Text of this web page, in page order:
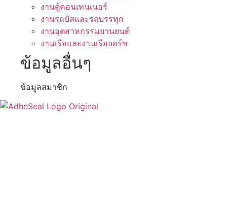
งานตู้คอนเทนเนอร์
งานรถบัสและรถบรรทุก
งานอุตสาหกรรมยานยนต์
งานเรือและงานเรือยอร์ช
ข้อมูลอื่นๆ
ข้อมูลสมาชิก